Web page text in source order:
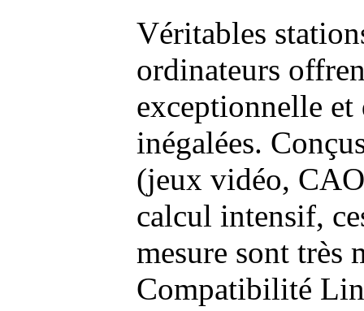
Véritables
ordinateurs
exceptionnelle et
inégalées.
(jeux vidéo,
calcul intensif,
mesure sont très
Compatibilité